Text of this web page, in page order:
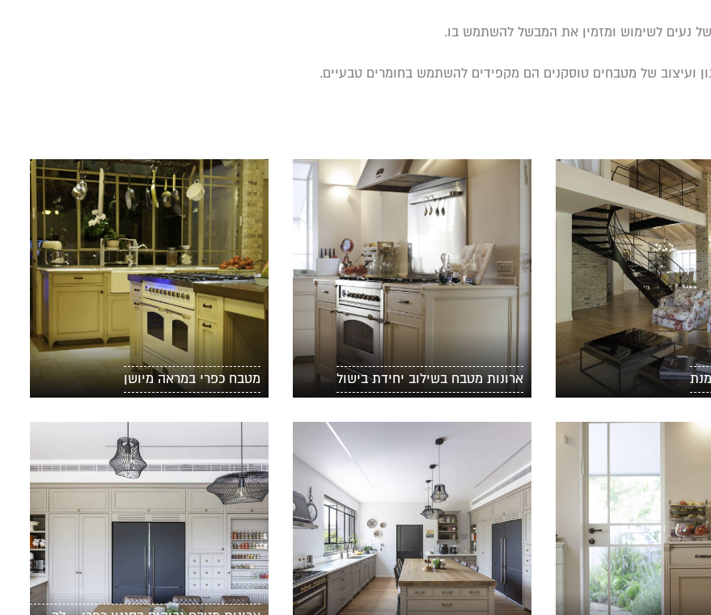
נעים לשימוש ומזמין את המבשל להשתמש בו.
ועיצוב של מטבחים טוסקנים הם מקפידים להשתמש בחומרים טבעיים.
ארונות מטבח בשילוב יחידת בישול מטבח כפרי במראה מיושן